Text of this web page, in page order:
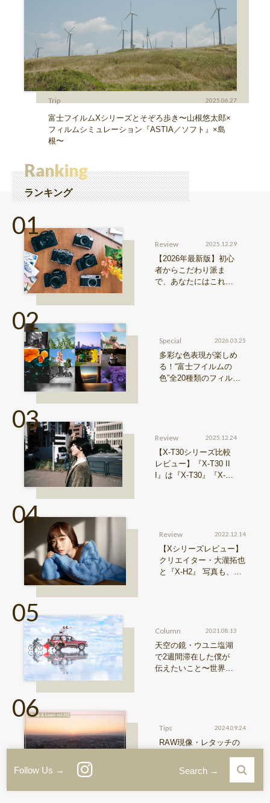
Follow Us → Search →
Trip 2025.06.27
富士フイルムXシリーズとそぞろ歩き〜山根悠太郎×
フィルムシミュレーション『ASTIA／ソフト』×島
根〜
Ranking
ランキング
Review 2025.12.29
【2026年最新版】初心
者からこだわり派ま
で、あなたにはこれが
Special 2026.03.25
多彩な色表現が楽しめ
る！“富士フイルムの
色”全20種類のフィルム
Review 2025.12.24
【X-T30シリーズ比較
レビュー】『X-T30 II
I』は『X-T30』『X-T3
Review 2022.12.14
【Xシリーズレビュー】
クリエイター・大瀧拓也
と『X-H2』 写真も、動
Column 2021.08.13
天空の鏡・ウユニ塩湖
で2週間滞在した僕が
伝えたいこと〜世界の
Tips 2024.09.24
RAW現像・レタッチの
心者向けに解説【Snap
& Learn vol.20】